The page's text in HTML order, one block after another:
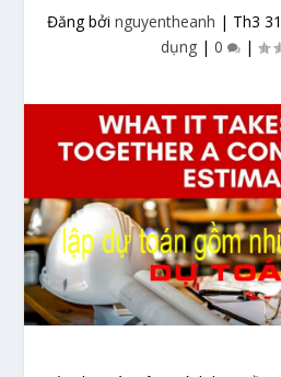
Đăng bởi nguyentheanh | Th3
dụng| 0 |